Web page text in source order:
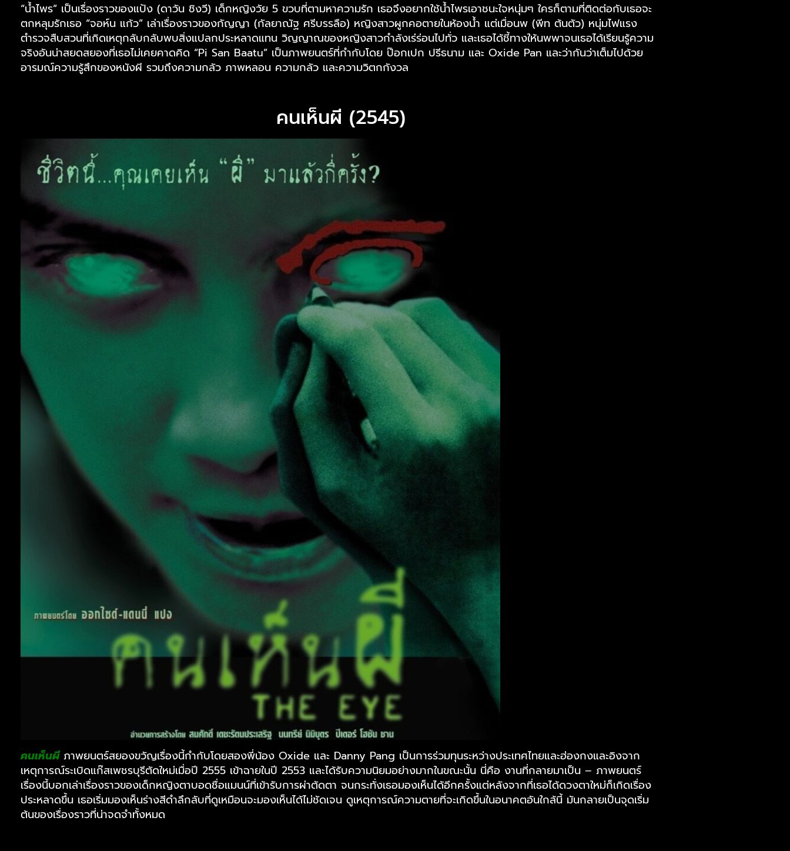
“น้ำไพร” เป็นเรื่องราวของแป้ง (ดาวัน ชิงวี) เด็กหญิงวัย 5 ขวบที่ตามหาความรัก เธอจึงอยากใช้น้ำไพรเอาชนะใจหนุ่มๆ ใครก็ตามที่ติดต่อกับเธอจะ
ตกหลุมรักเธอ “จอห์น แก้ว” เล่าเรื่องราวของกัญญา (กัลยาณัฐ ศรีบรรลือ) หญิงสาวผูกคอตายในห้องน้ำ แต่เมื่อนพ (พีท ต้นตัว) หนุ่มไฟแรง
ตำรวจสืบสวนที่เกิดเหตุกลับกลับพบสิ่งแปลกประหลาดแทน วิญญาณของหญิงสาวกำลังเร่ร่อนไปทั่ว และเธอได้ชี้ทางให้นพพาจนเธอได้เรียนรู้ความ
จริงอันน่าสยดสยองที่เธอไม่เคยคาดคิด “Pi San Baatu” เป็นภาพยนตร์ที่กำกับโดย ป๊อกเปก ปรีธนาม และ Oxide Pan และว่ากันว่าเต็มไปด้วย
อารมณ์ความรู้สึกของหนังผี รวมถึงความกลัว ภาพหลอน ความกลัว และความวิตกกังวล
คนเห็นผี (2545)
คนเห็นผี ภาพยนตร์สยองขวัญเรื่องนี้กำกับโดยสองพี่น้อง Oxide และ Danny Pang เป็นการร่วมทุนระหว่างประเทศไทยและฮ่องกงและอิงจาก
เหตุการณ์ระเบิดแก๊สเพชรบุรีตัดใหม่เมื่อปี 2555 เข้าฉายในปี 2553 และได้รับความนิยมอย่างมากในขณะนั้น นี่คือ งานที่กลายมาเป็น – ภาพยนตร์
เรื่องนี้บอกเล่าเรื่องราวของเด็กหญิงตาบอดชื่อแมนน์ที่เข้ารับการผ่าตัดตา จนกระทั่งเธอมองเห็นได้อีกครั้งแต่หลังจากที่เธอได้ดวงตาใหม่ก็เกิดเรื่อง
ประหลาดขึ้น เธอเริ่มมองเห็นร่างสีดำลึกลับที่ดูเหมือนจะมองเห็นได้ไม่ชัดเจน ดูเหตุการณ์ความตายที่จะเกิดขึ้นในอนาคตอันใกล้นี้ มันกลายเป็นจุดเริ่ม
ต้นของเรื่องราวที่น่าจดจำทั้งหมด